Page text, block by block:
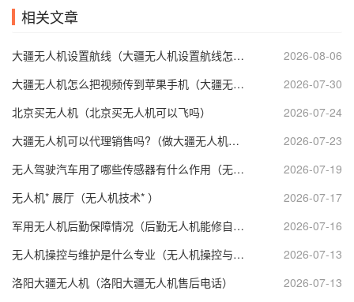
相关文章
大疆无人机设置航线（大疆无人机设置航线怎么自动避开禁飞区）
2026-08-06
大疆无人机怎么把视频传到苹果手机（大疆无人机视频传输到手机）
2026-07-30
北京买无人机（北京买无人机可以飞吗）
2026-07-24
大疆无人机可以代理销售吗?（做大疆无人机代理赚钱么）
2026-07-23
无人驾驶汽车用了哪些传感器有什么作用（无人驾驶汽车用到了哪些传感器）
2026-07-19
无人机* 展厅（无人机技术* ）
2026-07-17
军用无人机后勤保障情况（后勤无人机能修自己吗）
2026-07-16
无人机操控与维护是什么专业（无人机操控与维护学什么）
2026-07-13
洛阳大疆无人机（洛阳大疆无人机售后电话）
2026-07-13